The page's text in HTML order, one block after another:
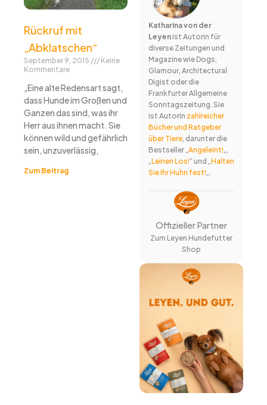
Rückruf mit
„Abklatschen“
September 9, 2015
Keine
Kommentare
„Eine alte Redensart sagt,
dass Hunde im Großen und
Ganzen das sind, was ihr
Herr aus ihnen macht. Sie
können wild und gefährlich
sein, unzuverlässig,
Zum Beitrag
Katharina von der
Leyenist Autorin für
diverse Zeitungen und
Magazine wie Dogs,
Glamour, Architectural
Digist oder die
Frankfurter Allgemeine
Sonntagszeitung. Sie
ist Autorin zahlreicher
Bücher und Ratgeber
über Tiere, darunter die
Bestseller „Angeleint!„,
„Leinen Los!“ und „Halten
Sie Ihr Huhn fest!„.
Offizieller Partner
Zum Leyen Hundefutter
Shop